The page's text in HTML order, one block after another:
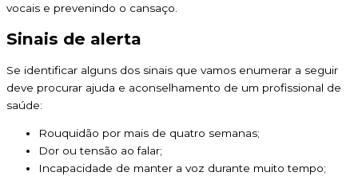
vocais e prevenindo o cansaço.
Sinais de alerta
Se identificar alguns dos sinais que vamos enumerar a seguir
deve procurar ajuda e aconselhamento de um profissional de
saúde:
Rouquidão por mais de quatro semanas;
Dor ou tensão ao falar;
Incapacidade de manter a voz durante muito tempo;